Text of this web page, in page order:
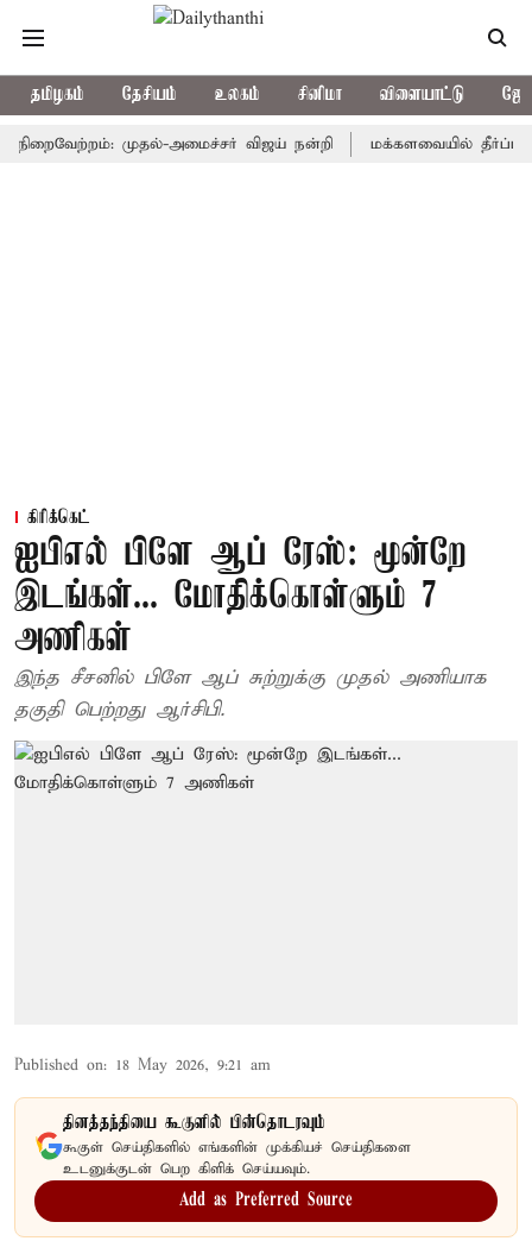
தமிழகம் தேசியம் உலகம் சினிமா விளையாட்டு
முதல்-அமைச்சர் விஜய் நன்றி மக்களவையில் தீர்ப்பாய
கிரிக்கெட்
ஐபிஎல் பிளே ஆப் ரேஸ்: மூன்றே
இடங்கள்... மோதிக்கொள்ளும் 7
அணிகள்
இந்த சீசனில் பிளே ஆப் சுற்றுக்கு முதல் அணியாக
தகுதி பெற்றது ஆர்சிபி.
Published on: 18 May 2026, 9:21 am
தினத்தந்தியை கூகுளில் பின்தொடரவும்
கூகுள் செய்திகளில் எங்களின் முக்கியச் செய்திகளை
உடனுக்குடன் பெற கிளிக் செய்யவும்.
Add as Preferred Source